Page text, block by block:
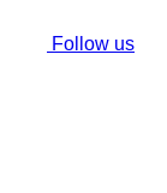
Follow us